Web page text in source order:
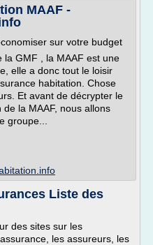
MAAF -
sur votre budget
la GMF , la MAAF est une
elle a donc tout le loisir
habitation. Chose
Et avant de décrypter le
la MAAF, nous allons
groupe...
Liste des
des sites sur les
les assureurs, les